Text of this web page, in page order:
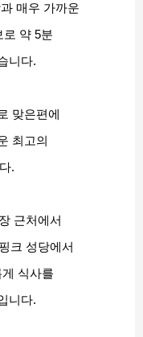
매우 가까운
로 약 5분
니다.
맞은편에
최고의
.
근처에서
크 성당에서
식사를
니다.